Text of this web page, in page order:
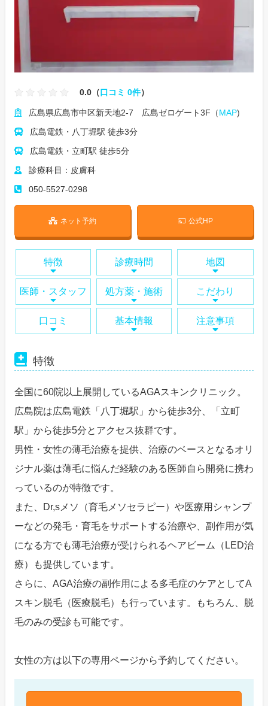
0.0（ 口コミ 0件）
広島県広島市中区新天地2-7 広島ゼロゲート3F（MAP)
広島電鉄・八丁堀駅 徒歩3分
広島電鉄・立町駅 徒歩5分
診療科目：皮膚科
050-5527-0298
ネット予約 公式HP
特徴 診療時間 地図
医師・スタッフ 処方薬・施術 こだわり
口コミ 基本情報 注意事項
特徴
全国に60院以上展開しているAGAスキンクリニック。
広島院は広島電鉄「八丁堀駅」から徒歩3分、「立町
駅」から徒歩5分とアクセス抜群です。
男性・女性の薄毛治療を提供、治療のベースとなるオリ
ジナル薬は薄毛に悩んだ経験のある医師自ら開発に携わ
っているのが特徴です。
また、Dr,sメソ（育毛メソセラピー）や医療用シャンプ
ーなどの発毛・育毛をサポートする治療や、副作用が気
になる方でも薄毛治療が受けられるヘアビーム（LED治
療）も提供しています。
さらに、AGA治療の副作用による多毛症のケアとしてA
スキン脱毛（医療脱毛）も行っています。もちろん、脱
毛のみの受診も可能です。
女性の方は以下の専用ページから予約してください。